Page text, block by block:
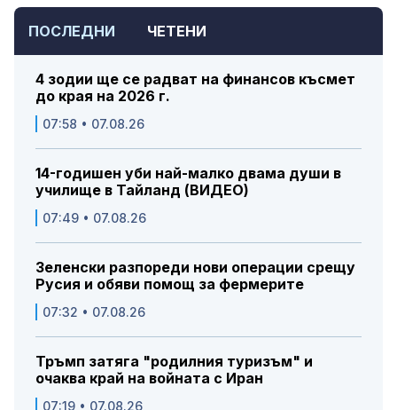
ПОСЛЕДНИ ЧЕТЕНИ
4 зодии ще се радват на финансов късмет
до края на 2026 г.
07:58 • 07.08.26
14-годишен уби най-малко двама души в
училище в Тайланд (ВИДЕО)
07:49 • 07.08.26
Зеленски разпореди нови операции срещу
Русия и обяви помощ за фермерите
07:32 • 07.08.26
Тръмп затяга "родилния туризъм" и
очаква край на войната с Иран
07:19 • 07.08.26